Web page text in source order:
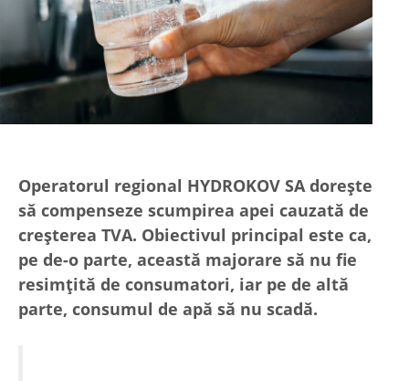
Operatorul regional HYDROKOV SA dorește
să compenseze scumpirea apei cauzată de
creșterea TVA. Obiectivul principal este ca,
pe de-o parte, această majorare să nu fie
resimțită de consumatori, iar pe de altă
parte, consumul de apă să nu scadă.